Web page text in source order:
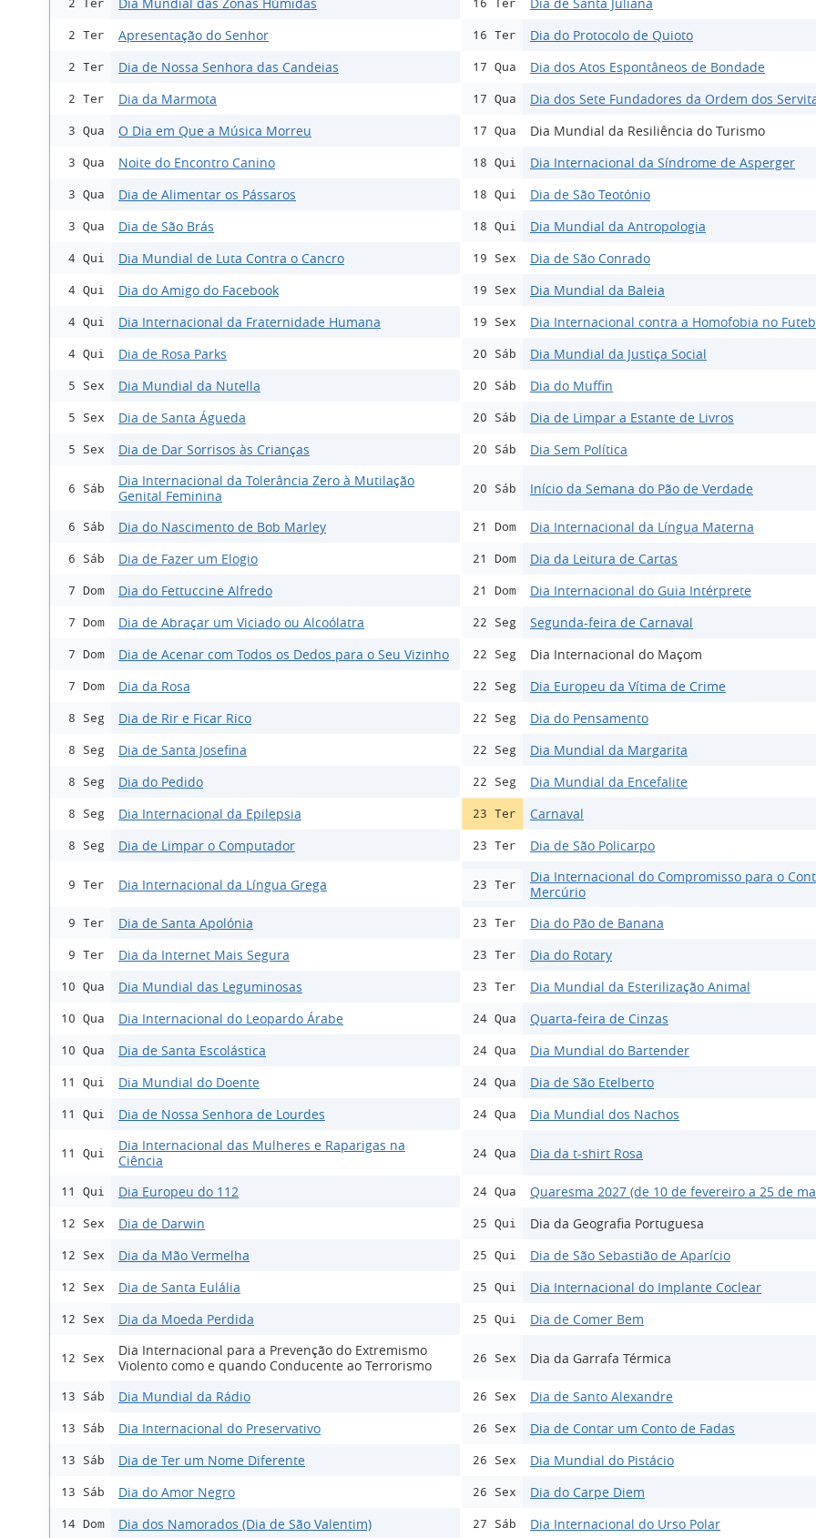
2 Ter
2 Ter Apresentação do Senhor
2 Ter Dia de Nossa Senhora das Candeias
2 Ter Dia da Marmota
3 Qua O Dia em Que a Música Morreu
3 Qua Noite do Encontro Canino
3 Qua Dia de Alimentar os Pássaros
3 Qua Dia de São Brás
4 Qui Dia Mundial de Luta Contra o Cancro
4 Qui Dia do Amigo do Facebook
4 Qui Dia Internacional da Fraternidade Humana
4 Qui Dia de Rosa Parks
5 Sex Dia Mundial da Nutella
5 Sex Dia de Santa Águeda
5 Sex Dia de Dar Sorrisos às Crianças
6 Sáb
Dia Internacional da Tolerância Zero à Mutilação
Genital Feminina
6 Sáb Dia do Nascimento de Bob Marley
6 Sáb Dia de Fazer um Elogio
7 Dom Dia do Fettuccine Alfredo
7 Dom Dia de Abraçar um Viciado ou Alcoólatra
7 Dom Dia de Acenar com Todos os Dedos para o Seu Vizinho
7 Dom Dia da Rosa
8 Seg Dia de Rir e Ficar Rico
8 Seg Dia de Santa Josefina
8 Seg Dia do Pedido
8 Seg Dia Internacional da Epilepsia
8 Seg Dia de Limpar o Computador
9 Ter Dia Internacional da Língua Grega
9 Ter Dia de Santa Apolónia
9 Ter Dia da Internet Mais Segura
10 Qua Dia Mundial das Leguminosas
10 Qua Dia Internacional do Leopardo Árabe
10 Qua Dia de Santa Escolástica
11 Qui Dia Mundial do Doente
11 Qui Dia de Nossa Senhora de Lourdes
11 Qui
Dia Internacional das Mulheres e Raparigas na
Ciência
11 Qui Dia Europeu do 112
12 Sex Dia de Darwin
12 Sex Dia da Mão Vermelha
12 Sex Dia de Santa Eulália
12 Sex Dia da Moeda Perdida
12 Sex
Dia Internacional para a Prevenção do Extremismo
Violento como e quando Conducente ao Terrorismo
13 Sáb Dia Mundial da Rádio
13 Sáb Dia Internacional do Preservativo
13 Sáb Dia de Ter um Nome Diferente
13 Sáb Dia do Amor Negro
14 Dom Dia dos Namorados (Dia de São Valentim)
16 Ter
16 Ter Dia do Protocolo de Quioto
17 Qua Dia dos Atos Espontâneos de Bondade
17 Qua Dia dos Sete Fundadores da Ordem dos
17 Qua Dia Mundial da Resiliência do Turismo
18 Qui Dia Internacional da Síndrome de Asperger
18 Qui Dia de São Teotónio
18 Qui Dia Mundial da Antropologia
19 Sex Dia de São Conrado
19 Sex Dia Mundial da Baleia
19 Sex Dia Internacional contra a Homofobia no
20 Sáb Dia Mundial da Justiça Social
20 Sáb Dia do Muffin
20 Sáb Dia de Limpar a Estante de Livros
20 Sáb Dia Sem Política
20 Sáb Início da Semana do Pão de Verdade
21 Dom Dia Internacional da Língua Materna
21 Dom Dia da Leitura de Cartas
21 Dom Dia Internacional do Guia Intérprete
22 Seg Segunda-feira de Carnaval
22 Seg Dia Internacional do Maçom
22 Seg Dia Europeu da Vítima de Crime
22 Seg Dia do Pensamento
22 Seg Dia Mundial da Margarita
22 Seg Dia Mundial da Encefalite
23 Ter Carnaval
23 Ter Dia de São Policarpo
23 Ter
Dia Internacional do Compromisso para o
Mercúrio
23 Ter Dia do Pão de Banana
23 Ter Dia do Rotary
23 Ter Dia Mundial da Esterilização Animal
24 Qua Quarta-feira de Cinzas
24 Qua Dia Mundial do Bartender
24 Qua Dia de São Etelberto
24 Qua Dia Mundial dos Nachos
24 Qua Dia da t-shirt Rosa
24 Qua Quaresma 2027 (de 10 de fevereiro a 25 de
25 Qui Dia da Geografia Portuguesa
25 Qui Dia de São Sebastião de Aparício
25 Qui Dia Internacional do Implante Coclear
25 Qui Dia de Comer Bem
26 Sex Dia da Garrafa Térmica
26 Sex Dia de Santo Alexandre
26 Sex Dia de Contar um Conto de Fadas
26 Sex Dia Mundial do Pistácio
26 Sex Dia do Carpe Diem
27 Sáb Dia Internacional do Urso Polar